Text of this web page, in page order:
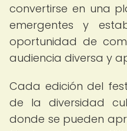
convertirse en una
emergentes y
oportunidad de
audiencia diversa y
Cada edición del
de la diversidad
donde se pueden